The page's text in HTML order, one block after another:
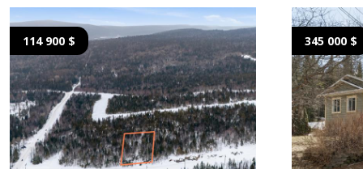
114 900 $ 345 000 $